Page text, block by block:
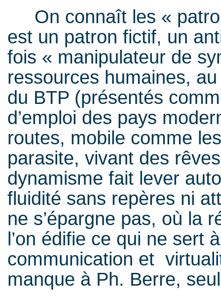
On connaît les «
est un patron fictif, un
fois « manipulateur de
ressources humaines,
du BTP (présentés
d’emploi des pays
routes, mobile comme
parasite, vivant des
dynamisme fait lever
fluidité sans repères ni
ne s’épargne pas, où la
l’on édifie ce qui ne sert
communication et
manque à Ph. Berre,